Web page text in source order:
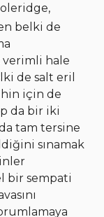
belki de
hale
de salt eril
için de
da bir iki
da tam tersine
sınamak
bir sempati